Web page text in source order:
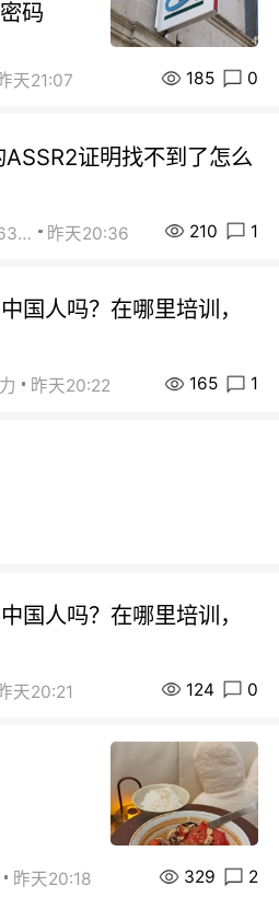
码
天21:07 185 0
证明找不到了怎么
街友65463281 昨天20:36 210 1
国人吗？在哪里培训，
昨天20:22 165 1
国人吗？在哪里培训，
天20:21 124 0
昨天20:18 329 2